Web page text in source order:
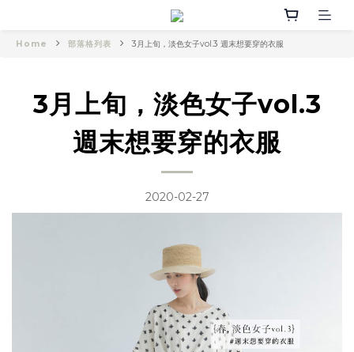
Home 部落格列表 3月上旬，淡色女子vol.3 週末想要穿的衣服
3月上旬，淡色女子vol.3
週末想要穿的衣服
2020-02-27